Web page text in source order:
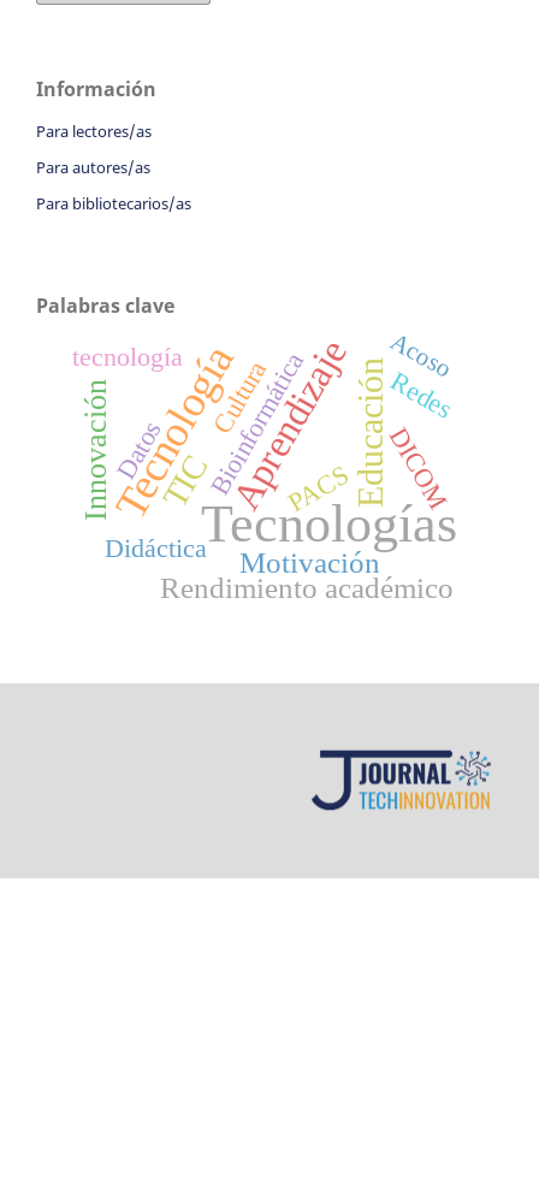
Información
Para lectores/as
Para autores/as
Para bibliotecarios/as
Palabras clave
Tecnologías
TecnologíaAprendizajeEducación
TIC
Innovación
Motivación
Rendimiento académico
Didáctica
Cultura
DICOM
tecnología BioinformáticaPACS
Redes
Datos
Acoso